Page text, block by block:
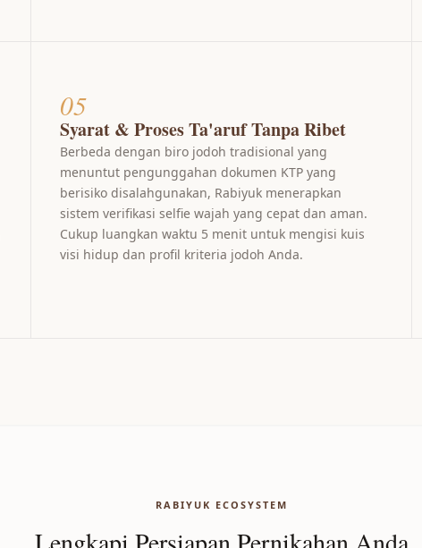
05
Syarat & Proses Ta'aruf Tanpa Ribet
Berbeda dengan biro jodoh tradisional yang
menuntut pengunggahan dokumen KTP yang
berisiko disalahgunakan, Rabiyuk menerapkan
sistem verifikasi selfie wajah yang cepat dan aman.
Cukup luangkan waktu 5 menit untuk mengisi kuis
visi hidup dan profil kriteria jodoh Anda.
RABIYUK ECOSYSTEM